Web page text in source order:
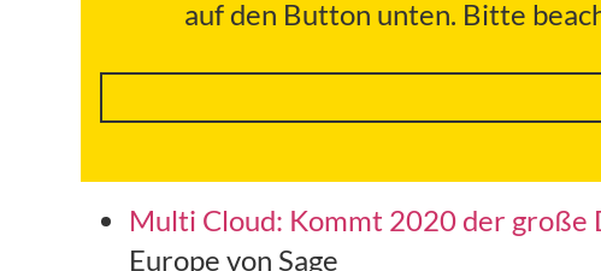
auf den Button unten. Bitte
Multi Cloud: Kommt 2020 der große
Europe von Sage